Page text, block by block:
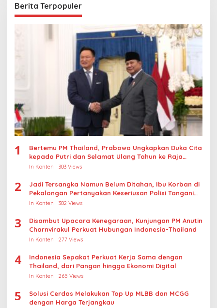
Berita Terpopuler
1
Bertemu PM Thailand, Prabowo Ungkapkan Duka Cita
kepada Putri dan Selamat Ulang Tahun ke Raja
Thailand
In Konten 303 Views
2
Jadi Tersangka Namun Belum Ditahan, Ibu Korban di
Pekalongan Pertanyakan Keseriusan Polisi Tangani
Kasus Rudapksa Sampai Anaknya Hamil
In Konten 302 Views
3
Disambut Upacara Kenegaraan, Kunjungan PM Anutin
Charnvirakul Perkuat Hubungan Indonesia-Thailand
In Konten 277 Views
4
Indonesia Sepakat Perkuat Kerja Sama dengan
Thailand, dari Pangan hingga Ekonomi Digital
In Konten 265 Views
5
Solusi Cerdas Melakukan Top Up MLBB dan MCGG
dengan Harga Terjangkau